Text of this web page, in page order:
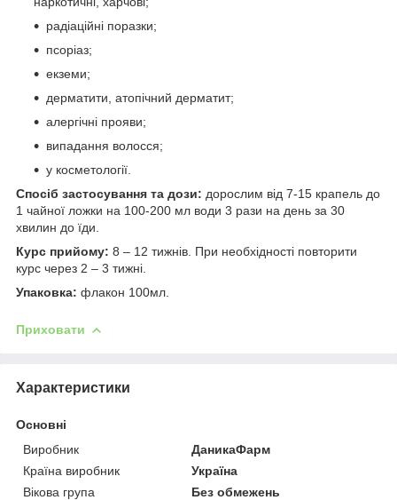
радіаційні поразки;
псоріаз;
екземи;
дерматити, атопічний дерматит;
алергічні прояви;
випадання волосся;
у косметології.
Спосіб застосування та дози: дорослим від 7-15 крапель до
1 чайної ложки на 100-200 мл води 3 рази на день за 30
хвилин до їди.
Курс прийому: 8 – 12 тижнів. При необхідності повторити
курс через 2 – 3 тижні.
Упаковка: флакон 100мл.
Приховати
Характеристики
Основні
Виробник
ДаникаФарм
Країна виробник
Україна
Вікова група
Без обмежень